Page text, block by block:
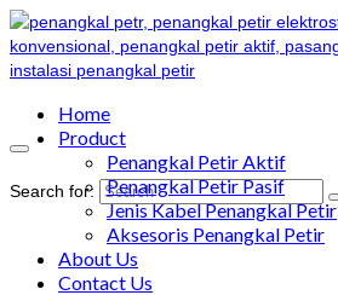
Search for:
Home
Product
Penangkal Petir Aktif
Penangkal Petir Pasif
Jenis Kabel Penangkal Petir
Aksesoris Penangkal Petir
About Us
Contact Us